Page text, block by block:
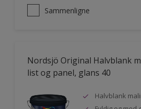
Sammenligne
Nordsjö Original Halvblank
list og panel, glans 40
Halvblank